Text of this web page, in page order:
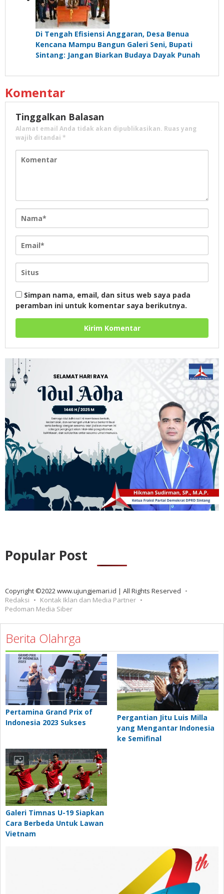
Di Tengah Efisiensi Anggaran, Desa Benua
Kencana Mampu Bangun Galeri Seni, Bupati
Sintang: Jangan Biarkan Budaya Dayak Punah
Komentar
Tinggalkan Balasan
Alamat email Anda tidak akan dipublikasikan. Ruas yang
wajib ditandai *
Simpan nama, email, dan situs web saya pada
peramban ini untuk komentar saya berikutnya.
Popular Post
Copyright ©2022 www.ujungjemari.id | All Rights Reserved
Redaksi
Kontak Iklan dan Media Partner
Pedoman Media Siber
Berita Olahrga
Pertamina Grand Prix of
Indonesia 2023 Sukses
Pergantian Jitu Luis Milla
yang Mengantar Indonesia
ke Semifinal
Galeri Timnas U-19 Siapkan
Cara Berbeda Untuk Lawan
Vietnam